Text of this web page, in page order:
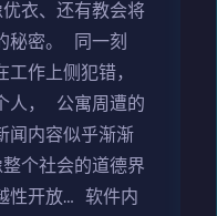
衣、还有教会将
秘密。 同一刻
作上侧犯错，
人， 公寓周遭的
闻内容似乎渐渐
个社会的道德界
性开放… 软件内